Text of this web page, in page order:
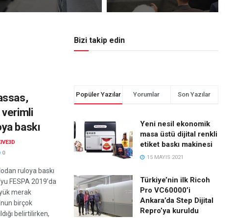
verimli
baskı
0
ruloya baskı
FESPA 2019’da
merak
birçok
belirtilirken,
Bizi takip edin
Popüler Yazılar Yorumlar Son Yazılar
Yeni nesil ekonomik
masa üstü dijital renkli
etiket baskı makinesi
15 MAYIS 2021
Türkiye’nin ilk Ricoh
Pro VC60000’i
Ankara’da Step Dijital
Repro’ya kuruldu